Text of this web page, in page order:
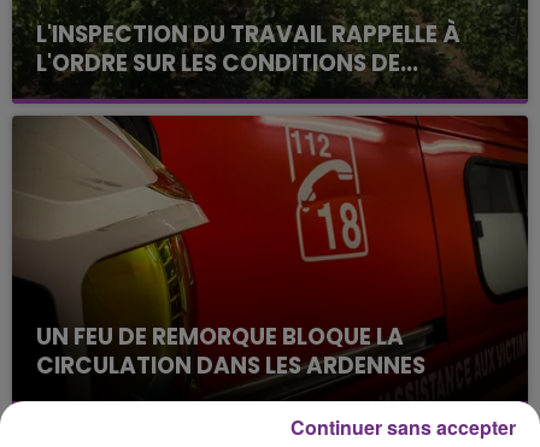
L'INSPECTION DU TRAVAIL RAPPELLE À
L'ORDRE SUR LES CONDITIONS DE...
Alors que les dates de début des vendange 2026
s'est avéré être plus précoce que prévu,
l'inspection du Travail en profite pour rappeler
les conditions de...
UN FEU DE REMORQUE BLOQUE LA
CIRCULATION DANS LES ARDENNES
Un feu de remorque s'est déclaré ce mercredi en
Continuer sans accepter